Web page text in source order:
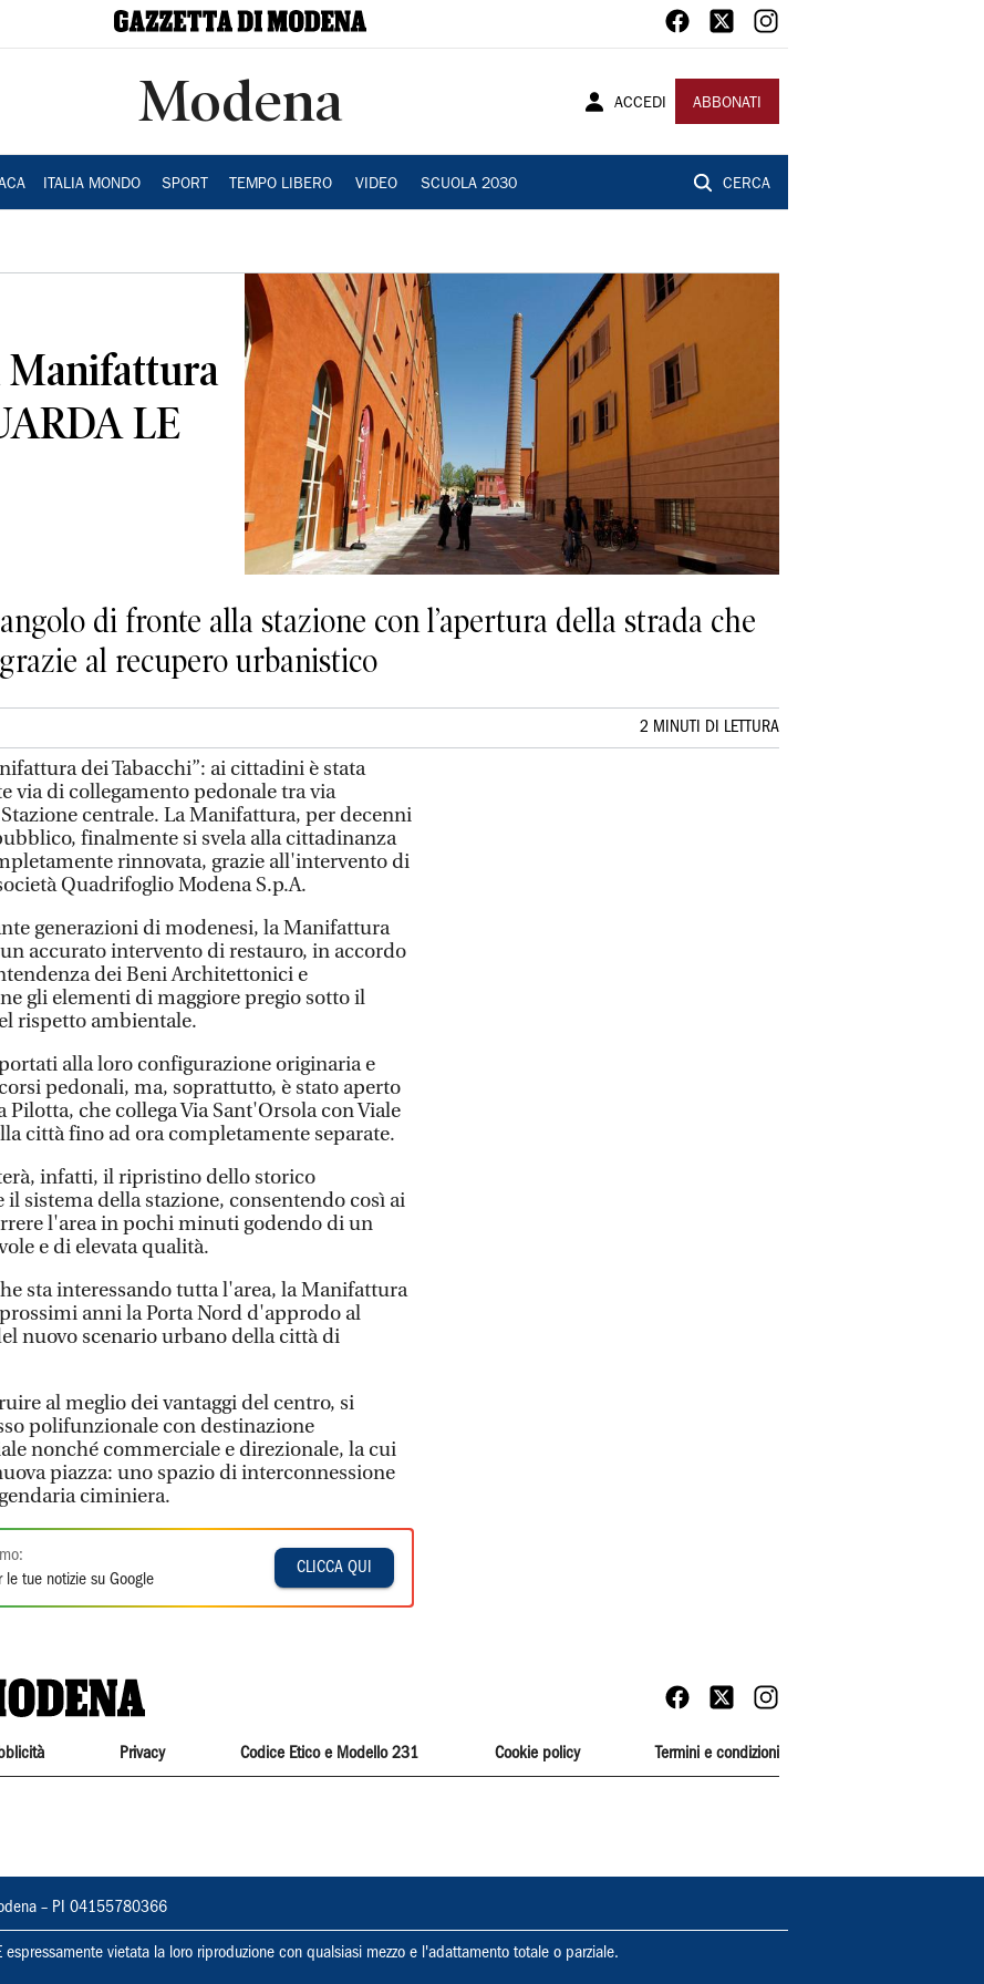
Modena ACCEDI ABBONATI
ITALIA MONDO SPORT TEMPO LIBERO VIDEO SCUOLA 2030 CERCA
Manifattura
LE
di fronte alla stazione con l’apertura della strada che
al recupero urbanistico
2 MINUTI DI LETTURA
dei Tabacchi”: ai cittadini è stata
via di collegamento pedonale tra via
centrale. La Manifattura, per decenni
finalmente si svela alla cittadinanza
rinnovata, grazie all'intervento di
Quadrifoglio Modena S.p.A.
generazioni di modenesi, la Manifattura
accurato intervento di restauro, in accordo
dei Beni Architettonici e
gli elementi di maggiore pregio sotto il
rispetto ambientale.
alla loro configurazione originaria e
pedonali, ma, soprattutto, è stato aperto
che collega Via Sant'Orsola con Viale
città fino ad ora completamente separate.
infatti, il ripristino dello storico
sistema della stazione, consentendo così ai
l'area in pochi minuti godendo di un
e di elevata qualità.
sta interessando tutta l'area, la Manifattura
anni la Porta Nord d'approdo al
nuovo scenario urbano della città di
al meglio dei vantaggi del centro, si
polifunzionale con destinazione
nonché commerciale e direzionale, la cui
piazza: uno spazio di interconnessione
ciminiera.
le tue notizie su Google
CLICCA QUI
Privacy Codice Etico e Modello 231 Cookie policy Termini e condizioni
– PI 04155780366
vietata la loro riproduzione con qualsiasi mezzo e l'adattamento totale o parziale.